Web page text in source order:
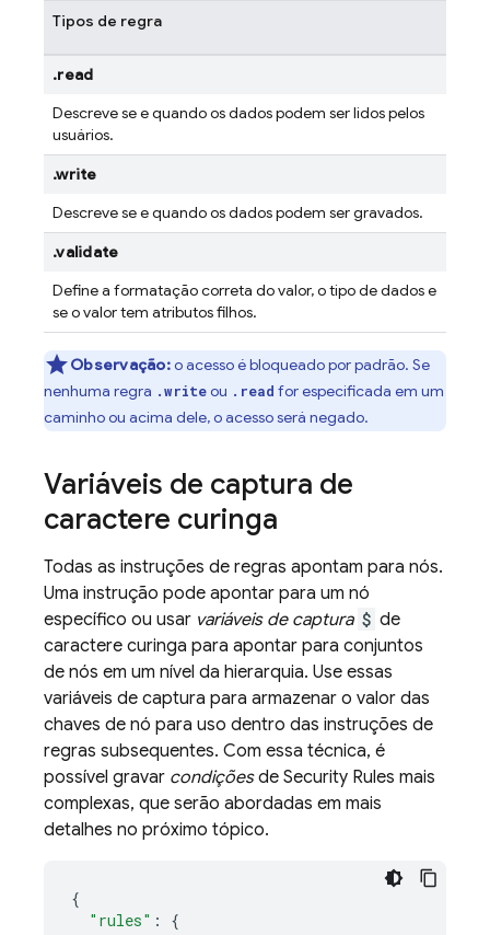
Tipos de regra
.read
Descreve se e quando os dados podem ser lidos pelos
usuários.
.write
Descreve se e quando os dados podem ser gravados.
.validate
Define a formatação correta do valor, o tipo de dados e
se o valor tem atributos filhos.
Observação:o acesso é bloqueado por padrão. Se
nenhuma regra .writeou .read for especificada em um
caminho ou acima dele, o acesso será negado.
Variáveis de captura de
caractere curinga
Todas as instruções de regras apontam para nós.
Uma instrução pode apontar para um nó
específico ou usar variáveis de captura $ de
caractere curinga para apontar para conjuntos
de nós em um nível da hierarquia. Use essas
variáveis de captura para armazenar o valor das
chaves de nó para uso dentro das instruções de
regras subsequentes. Com essa técnica, é
possível gravar condiçõesde Security Rules mais
complexas, que serão abordadas em mais
detalhes no próximo tópico.
{
"rules" :
{